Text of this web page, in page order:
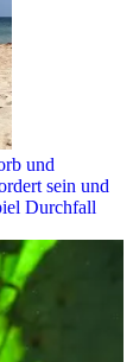
und
sein und
Durchfall